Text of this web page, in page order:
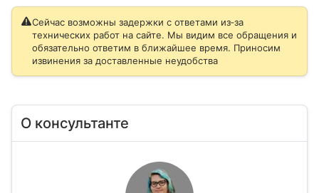
Сейчас возможны задержки с ответами из‑за
технических работ на сайте. Мы видим все обращения и
обязательно ответим в ближайшее время. Приносим
извинения за доставленные неудобства
О консультанте